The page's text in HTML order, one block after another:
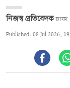
নিজস্ব প্রতিবেদক ঢাকা
Published: 08 Jul 2026,